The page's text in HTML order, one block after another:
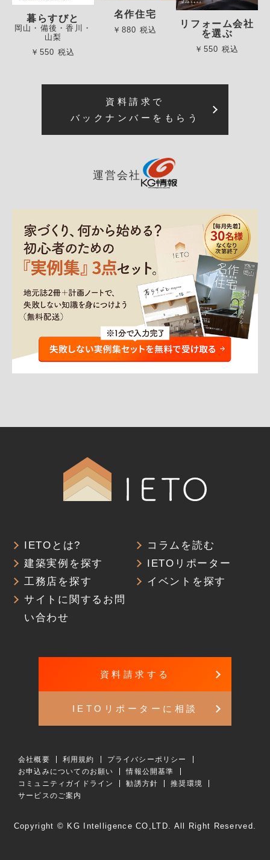
暮らすびと
岡山・備後・香川・
山梨
￥550 税込
名作住宅
￥880 税込
リフォーム会社
を選ぶ
￥550 税込
資料請求で
バックナンバーをもらう
運営会社
IETOとは?
コラムを読む
建築実例を探す
IETOリポーター
工務店を探す
イベントを探す
サイトに関するお問
い合わせ
資料請求する
IETOリポーターに相談
会社概要 利用規約
プライバシーポリシー
お申込みについてのお願い
情報公開基準
コミュニティガイドライン
勧誘方針
推奨環境
サービスのご案内
Copyright © KG Intelligence CO,LTD. All Right Reserved.